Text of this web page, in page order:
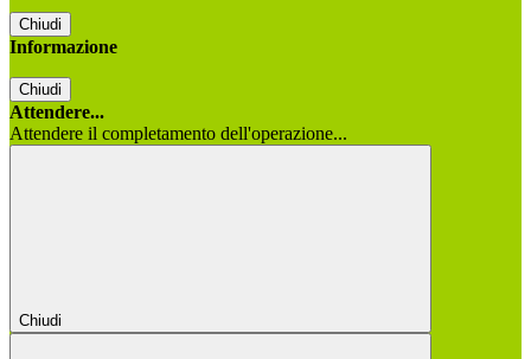
Chiudi
Informazione
Chiudi
Attendere...
Attendere il completamento dell'operazione...
Chiudi